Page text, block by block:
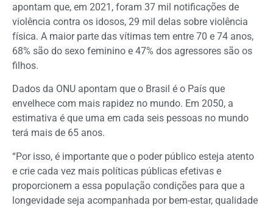
apontam que, em 2021, foram 37 mil notificações de
violência contra os idosos, 29 mil delas sobre violência
física. A maior parte das vítimas tem entre 70 e 74 anos,
68% são do sexo feminino e 47% dos agressores são os
filhos.
Dados da ONU apontam que o Brasil é o País que
envelhece com mais rapidez no mundo. Em 2050, a
estimativa é que uma em cada seis pessoas no mundo
terá mais de 65 anos.
“Por isso, é importante que o poder público esteja atento
e crie cada vez mais políticas públicas efetivas e
proporcionem a essa população condições para que a
longevidade seja acompanhada por bem-estar, qualidade